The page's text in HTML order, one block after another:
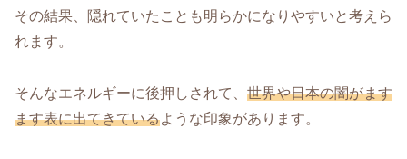
その結果、隠れていたことも明らかになりやすいと考えら
れます。
そんなエネルギーに後押しされて、 世界や日本の闇がます
ます表に出てきているような印象があります。